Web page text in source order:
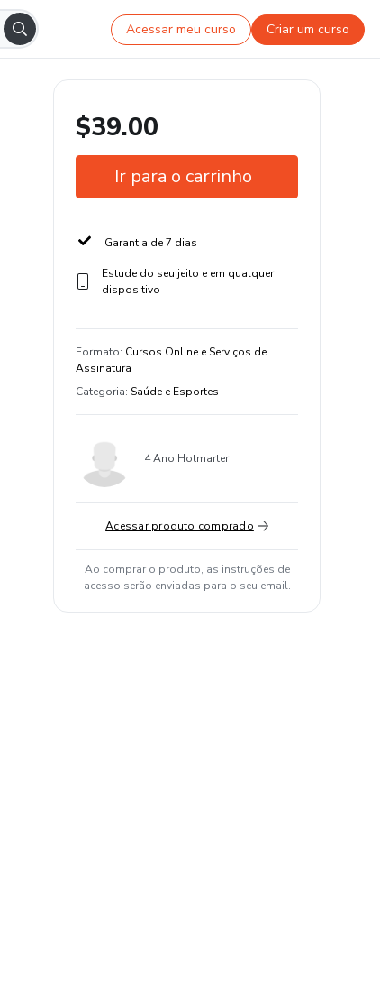
Acessar meu curso Criar um curso
$39.00
Ir para o carrinho
Garantia de 7 dias
Estude do seu jeito e em qualquer
dispositivo
Formato: Cursos Online e Serviços de
Assinatura
Categoria: Saúde e Esportes
4 Ano Hotmarter
Acessar produto comprado
Ao comprar o produto, as instruções de
acesso serão enviadas para o seu email.